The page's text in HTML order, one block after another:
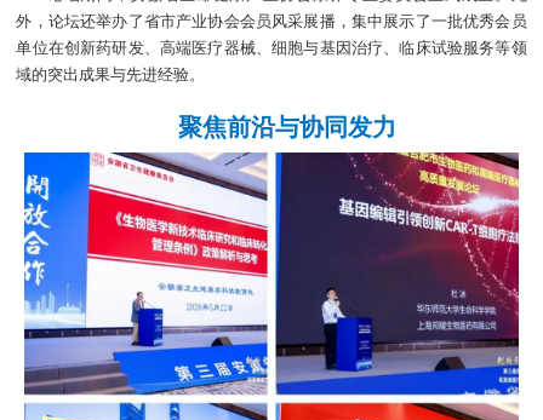
外，论坛还举办了省市产业协会会员风采展播，集中展示了一批优秀会员
单位在创新药研发、高端医疗器械、细胞与基因治疗、临床试验服务等领
域的突出成果与先进经验。
聚焦前沿与协同发力